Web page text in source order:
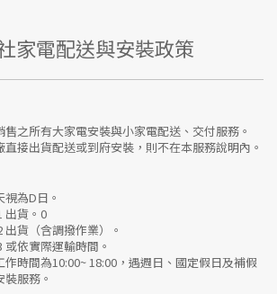
家電配送與安裝政策
之所有大家電安裝與小家電配送、交付服務。
直接出貨配送或到府安裝，則不在本服務說明內。
為D日。
出貨。0
出貨（含調撥作業）。
或依實際運輸時間。
時間為10:00~ 18:00，遇週日、國定假日及補假
服務。